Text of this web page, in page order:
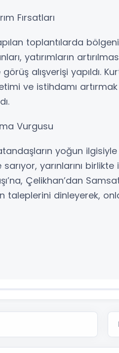
Fırsatları
toplantılarda
yatırımların
alışverişi yapıldı.
ve istihdamı
Vurgusu
yoğun ilgisiyle
yarınlarını
Çelikhan’dan
taleplerini dinleyerek,